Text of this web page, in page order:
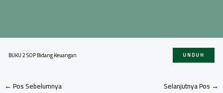
BUKU 2 SOP Bidang Keuangan UNDUH
←Pos Sebelumnya Selanjutnya Pos →